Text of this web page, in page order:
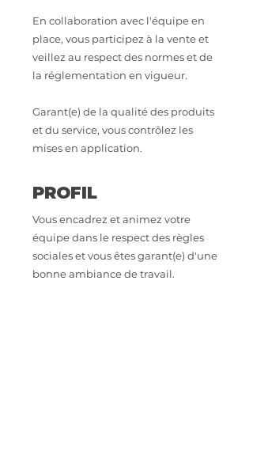
En collaboration avec l'équipe en
place, vous participez à la vente et
veillez au respect des normes et de
la réglementation en vigueur.
Garant(e) de la qualité des produits
et du service, vous contrôlez les
mises en application.
PROFIL
Vous encadrez et animez votre
équipe dans le respect des règles
sociales et vous êtes garant(e) d'une
bonne ambiance de travail.